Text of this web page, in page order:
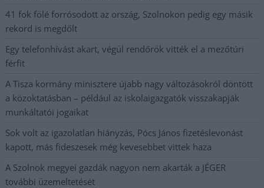
41 fok fölé forrósodott az ország, Szolnokon pedig egy másik
rekord is megdőlt
Egy telefonhívást akart, végül rendőrök vitték el a mezőtúri
férfit
A Tisza kormány minisztere újabb nagy változásokról döntött
a közoktatásban – például az iskolaigazgatók visszakapják
munkáltatói jogaikat
Sok volt az igazolatlan hiányzás, Pócs János fizetéslevonást
kapott, más fideszesek még kevesebbet vittek haza
A Szolnok megyei gazdák nagyon nem akarták a JÉGER
további üzemeltetését